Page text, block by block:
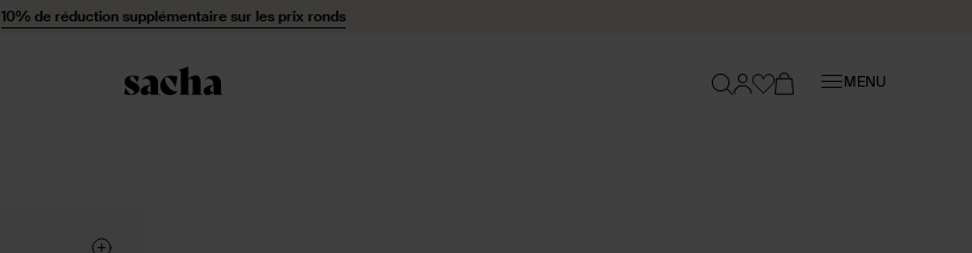
10% de réduction supplémentaire sur les prix ronds
MENU